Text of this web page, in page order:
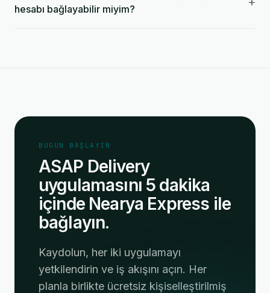
hesabı bağlayabilir miyim?
BUGÜN BAŞLAYIN
ASAP Delivery
uygulamasını 5 dakika
içinde Nearya Express ile
bağlayın.
Kaydolun, her iki uygulamayı
yetkilendirin ve iş akışını açın. Her
planla birlikte ücretsiz kişiselleştirilmiş